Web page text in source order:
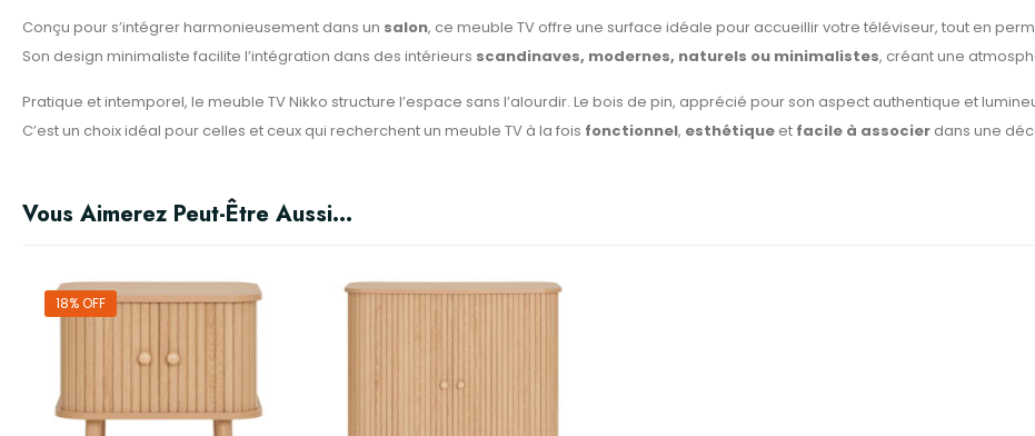
Conçu pour s’intégrer harmonieusement dans un salon, ce meuble TV offre une surface idéale pour accueillir votre téléviseur, tout en
Son design minimaliste facilite l’intégration dans des intérieurs scandinaves, modernes, naturels ou minimalistes, créant une
Pratique et intemporel, le meuble TV Nikko structure l’espace sans l’alourdir. Le bois de pin, apprécié pour son aspect authentique et
C’est un choix idéal pour celles et ceux qui recherchent un meuble TV à la fois fonctionnel, esthétique et facile à associer dans une
Vous Aimerez Peut-Être Aussi…
18% OFF